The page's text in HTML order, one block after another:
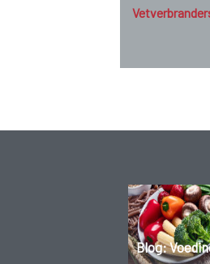
Blog: